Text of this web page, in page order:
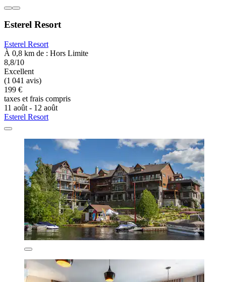
Esterel Resort
Esterel Resort
À 0,8 km de : Hors Limite
8,8/10
Excellent
(1 041 avis)
199 €
taxes et frais compris
11 août - 12 août
Esterel Resort